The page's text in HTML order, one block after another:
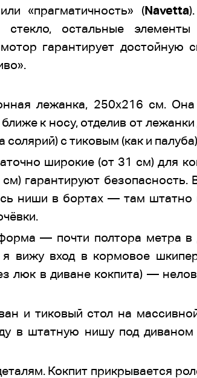
«прагматичность» (Navetta
остальные элементы
гарантирует достойную
лежанка, 250х216 см.
к носу, отделив от
солярий) с тиковым (как и
широкие (от 31 см) для
гарантируют
ниши в бортах — там штатно
— почти полтора метра
вижу вход в кормовое
люк в диване кокпита) —
и тиковый стол на
в штатную нишу под
Кокпит прикрывается